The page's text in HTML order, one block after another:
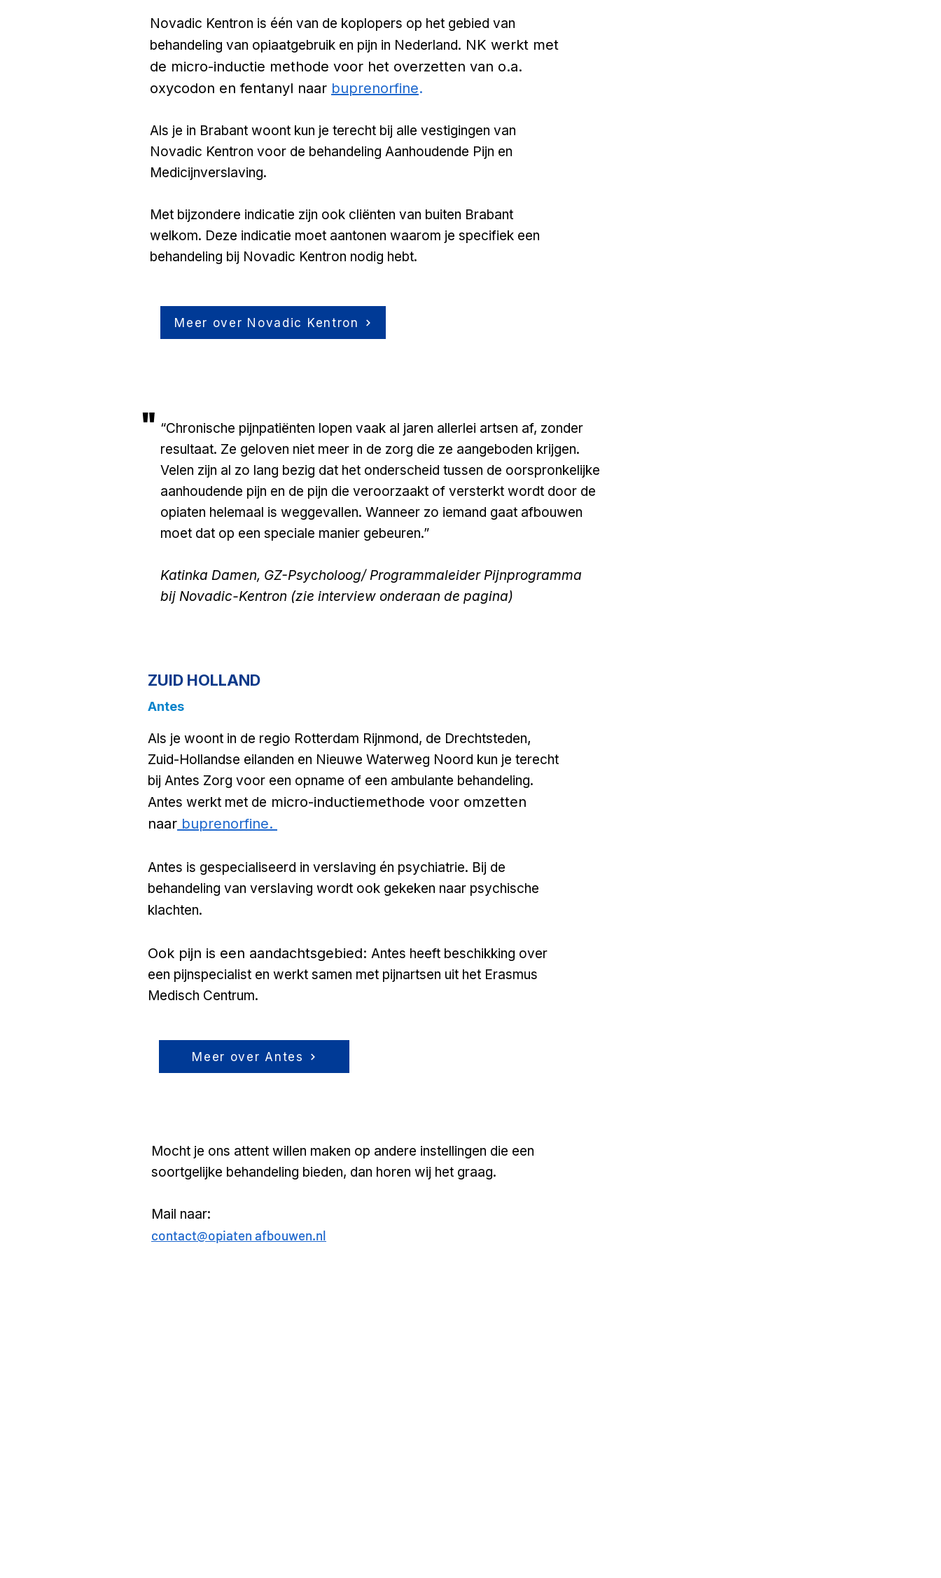
Novadic Kentron is één van de koplopers op het gebied van
behandeling van opiaatgebruik en pijn in Nederland. NK werkt met
de micro-inductie methode voor het overzetten van o.a.
oxycodon en fentanyl naar buprenorfine.
Als je in Brabant woont kun je terecht bij alle vestigingen van
Novadic Kentron voor de behandeling Aanhoudende Pijn en
Medicijnverslaving.
Met bijzondere indicatie zijn ook cliënten van buiten Brabant
welkom. Deze indicatie moet aantonen waarom je specifiek een
behandeling bij Novadic Kentron nodig hebt.
Meer over Novadic Kentron
"​“Chronische pijnpatiënten lopen vaak al jaren allerlei artsen af, zonder
resultaat. Ze geloven niet meer in de zorg die ze aangeboden krijgen.
Velen zijn al zo lang bezig dat het onderscheid tussen de oorspronkelijke
aanhoudende pijn en de pijn die veroorzaakt of versterkt wordt door de
opiaten helemaal is weggevallen. Wanneer zo iemand gaat afbouwen
moet dat op een speciale manier gebeuren.”
Katinka Damen, GZ-Psycholoog/ Programmaleider Pijnprogramma
bij Novadic-Kentron (zie interview onderaan de pagina)
ZUID HOLLAND
Antes
Als je woont in de regio Rotterdam Rijnmond, de Drechtsteden,
Zuid-Hollandse eilanden en Nieuwe Waterweg Noord kun je terecht
bij Antes Zorg voor een opname of een ambulante behandeling.
Antes werkt met de micro-inductiemethode voor omzetten
naar buprenorfine.
Antes is gespecialiseerd in verslaving én psychiatrie. Bij de
behandeling van verslaving wordt ook gekeken naar psychische
klachten.
Ook pijn is een aandachtsgebied: Antes heeft beschikking over
een pijnspecialist en werkt samen met pijnartsen uit het Erasmus
Medisch Centrum.
Meer over Antes
Mocht je ons attent willen maken op andere instellingen die een
soortgelijke behandeling bieden, dan horen wij het graag.
Mail naar:
contact@opiaten afbouwen.nl